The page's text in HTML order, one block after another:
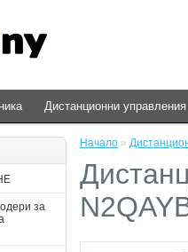
Дистанционни управления
за
Начало »